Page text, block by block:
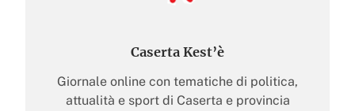
Caserta Kest’è
Giornale online con tematiche di politica,
attualità e sport di Caserta e provincia